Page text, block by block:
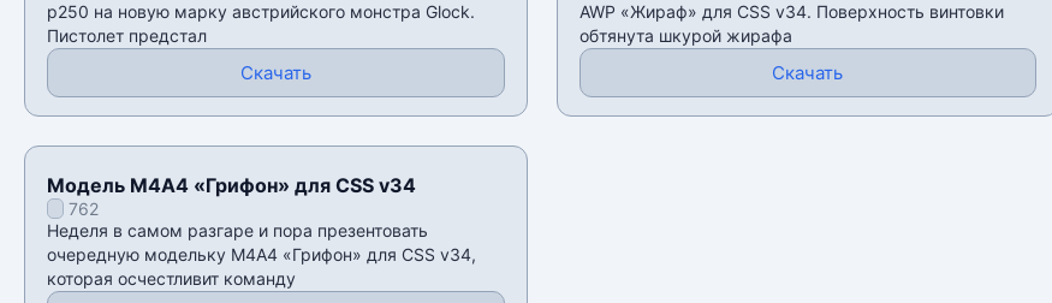
p250 на новую марку австрийского монстра Glock.
Пистолет предстал
Скачать
AWP «Жираф» для CSS v34. Поверхность винтовки
обтянута шкурой жирафа
Скачать
Модель М4А4 «Грифон» для CSS v34
762
Неделя в самом разгаре и пора презентовать
очередную модельку М4А4 «Грифон» для CSS v34,
которая осчестливит команду